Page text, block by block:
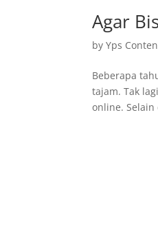
Agar
byYps
Beberapa
tajam. Tak
online.